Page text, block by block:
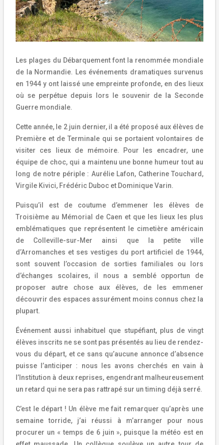
Les plages du Débarquement font la renommée mondiale
de la Normandie. Les événements dramatiques survenus
en 1944 y ont laissé une empreinte profonde, en des lieux
où se perpétue depuis lors le souvenir de la Seconde
Guerre mondiale.
Cette année, le 2 juin dernier, il a été proposé aux élèves de
Première et de Terminale qui se portaient volontaires de
visiter ces lieux de mémoire. Pour les encadrer, une
équipe de choc, qui a maintenu une bonne humeur tout au
long de notre périple : Aurélie Lafon, Catherine Touchard,
Virgile Kivici, Frédéric Duboc et Dominique Varin.
Puisqu’il est de coutume d’emmener les élèves de
Troisième au Mémorial de Caen et que les lieux les plus
emblématiques que représentent le cimetière américain
de Colleville-sur-Mer ainsi que la petite ville
d’Arromanches et ses vestiges du port artificiel de 1944,
sont souvent l’occasion de sorties familiales ou lors
d’échanges scolaires, il nous a semblé opportun de
proposer autre chose aux élèves, de les emmener
découvrir des espaces assurément moins connus chez la
plupart.
Événement aussi inhabituel que stupéfiant, plus de vingt
élèves inscrits ne se sont pas présentés au lieu de rendez-
vous du départ, et ce sans qu’aucune annonce d’absence
puisse l’anticiper : nous les avons cherchés en vain à
l’Institution à deux reprises, engendrant malheureusement
un retard qui ne sera pas rattrapé sur un timing déjà serré.
C’est le départ ! Un élève me fait remarquer qu’après une
semaine torride, j’ai réussi à m’arranger pour nous
procurer un « temps de 6 juin », puisque la météo est en